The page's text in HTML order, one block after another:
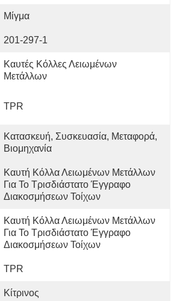
Μίγμα
201-297-1
Καυτές Κόλλες Λειωμένων
Μετάλλων
TPR
Κατασκευή, Συσκευασία, Μεταφορά,
Βιομηχανία
Καυτή Κόλλα Λειωμένων Μετάλλων
Για Το Τρισδιάστατο Έγγραφο
Διακοσμήσεων Τοίχων
Καυτή Κόλλα Λειωμένων Μετάλλων
Για Το Τρισδιάστατο Έγγραφο
Διακοσμήσεων Τοίχων
TPR
Κίτρινος